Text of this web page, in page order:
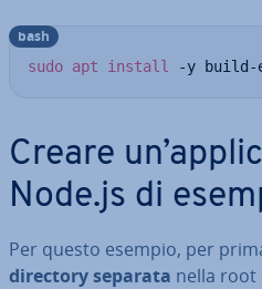
sudo apt install -y build-
bash
Creare
Node.js di
Per questo esempio, per
directory separata nella root